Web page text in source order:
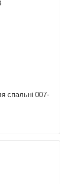
спальні 007-